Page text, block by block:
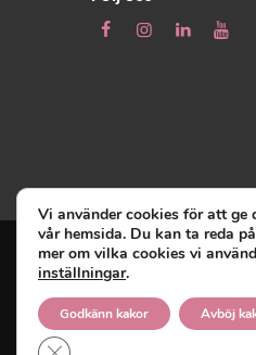
innehar
reserverar sig alla
Vi använder cookies för att ge
vår hemsida. Du kan ta reda på
mer om vilka cookies vi
inställningar.
Godkänn kakor Avböj
Close GDPR Cookie Banner